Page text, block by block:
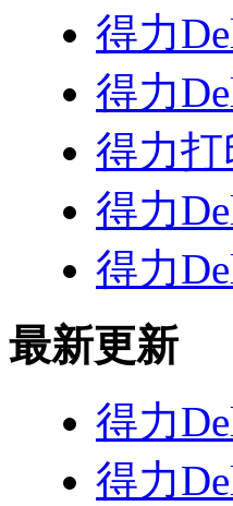
得力
得力
得力
得力
得力
最新更新
得力
得力